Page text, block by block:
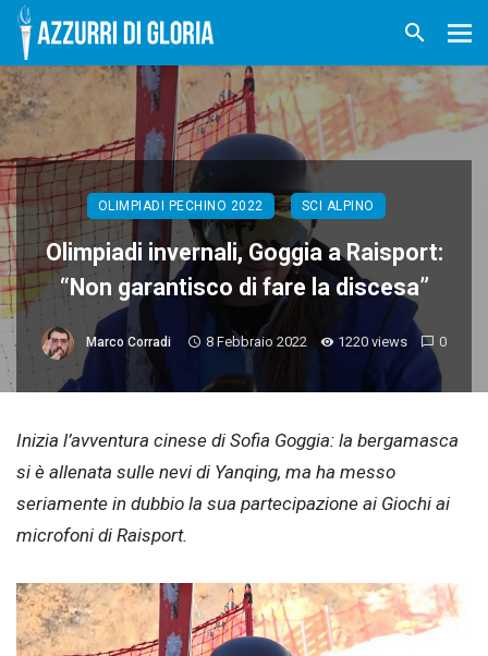
OLIMPIADI PECHINO 2022 SCI ALPINO
Olimpiadi invernali, Goggia a Raisport:
“Non garantisco di fare la discesa”
Marco Corradi 8 Febbraio 2022 1220 views 0
Inizia l’avventura cinese di Sofia Goggia: la bergamasca
si è allenata sulle nevi di Yanqing, ma ha messo
seriamente in dubbio la sua partecipazione ai Giochi ai
microfoni di Raisport.